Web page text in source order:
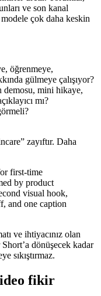
ve son kanal
çok daha keskin
öğrenmeye,
gülmeye çalışıyor?
demosu, mini hikaye,
mı?
zayıftır. Daha
first-time
by product
visual hook,
and one caption
ve ihtiyacınız olan
Short’a dönüşecek kadar
sıkıştırmaz.
fikir